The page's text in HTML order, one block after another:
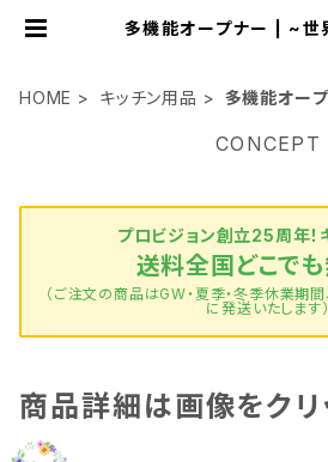
多機能オープナー | ~世
HOME
キッチン用品 多機能オー
CONCEPT
プロビジョン創立25周年！
送料全国どこでも
（ご注文の商品はGW・夏季・冬季休業期
に発送いたします）
商品詳細は画像をクリ